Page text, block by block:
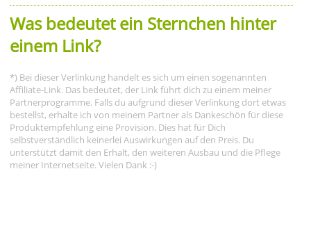
Was bedeutet ein Sternchen hinter
einem Link?
*) Bei dieser Verlinkung handelt es sich um einen sogenannten
Affiliate-Link. Das bedeutet, der Link führt dich zu einem meiner
Partnerprogramme. Falls du aufgrund dieser Verlinkung dort etwas
bestellst, erhalte ich von meinem Partner als Dankeschön für diese
Produktempfehlung eine Provision. Dies hat für Dich
selbstverständlich keinerlei Auswirkungen auf den Preis. Du
unterstützt damit den Erhalt, den weiteren Ausbau und die Pflege
meiner Internetseite. Vielen Dank :-)